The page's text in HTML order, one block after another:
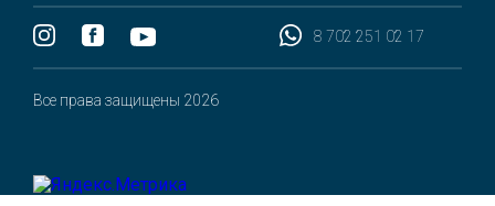
8 702 251 02 17
Все права защищены 2026